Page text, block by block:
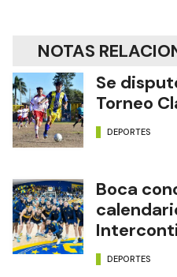
NOTAS
Se
Torneo
DEPORTES
Boca
DEPORTES